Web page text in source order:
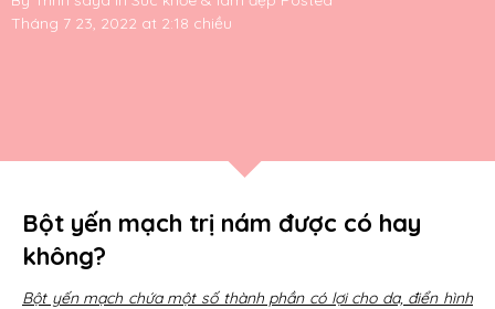
Tháng 7 23, 2022 at 2:18 chiều
Bột yến mạch trị nám được có hay
không?
Bột yến mạch chứa một số thành phần có lợi cho da, điển hình